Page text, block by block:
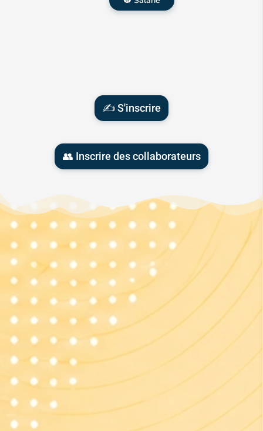
✍️ S'inscrire
👥 Inscrire des collaborateurs